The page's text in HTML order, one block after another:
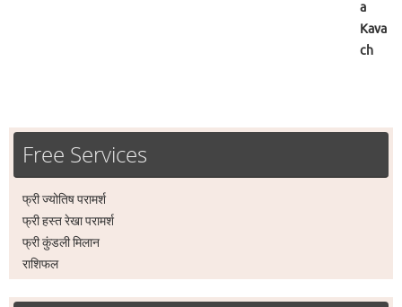
Free Services
फ्री ज्योतिष परामर्श
फ्री हस्त रेखा परामर्श
फ्री कुंडली मिलान
राशिफल